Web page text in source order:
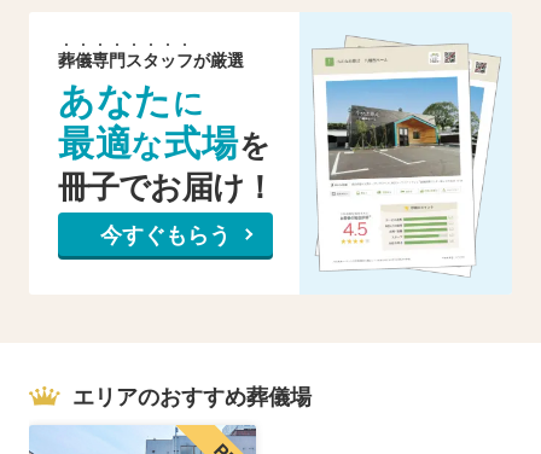
葬儀専門スタ ッフが厳選
あなたに
最適な式場を
冊子でお届け！
今すぐもらう
エリアのおすすめ葬儀場